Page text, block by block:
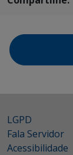
LGPD
Fala Servidor
Acessibilidade